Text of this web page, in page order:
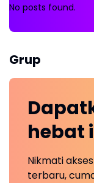
No posts found.
Grup
hebat
Nikmati
terbaru,